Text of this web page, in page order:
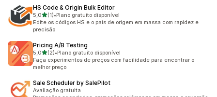
HS Code & Origin Bulk Editor
5,0de 5 estrelas
(1)
1 avaliações ao todo
•Plano gratuito disponível
Edite os códigos HS e o país de origem em massa com rapidez e
precisão
Pricing A/B Testing
5,0de 5 estrelas
(2)
2 avaliações ao todo
•Plano gratuito disponível
Faça experimentos de preços com facilidade para encontrar o
melhor preço
Sale Scheduler by SalePilot
Avaliação gratuita